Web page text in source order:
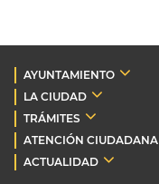
AYUNTAMIENTO
LA CIUDAD
TRÁMITES
ATENCIÓN CIUDADANA
ACTUALIDAD